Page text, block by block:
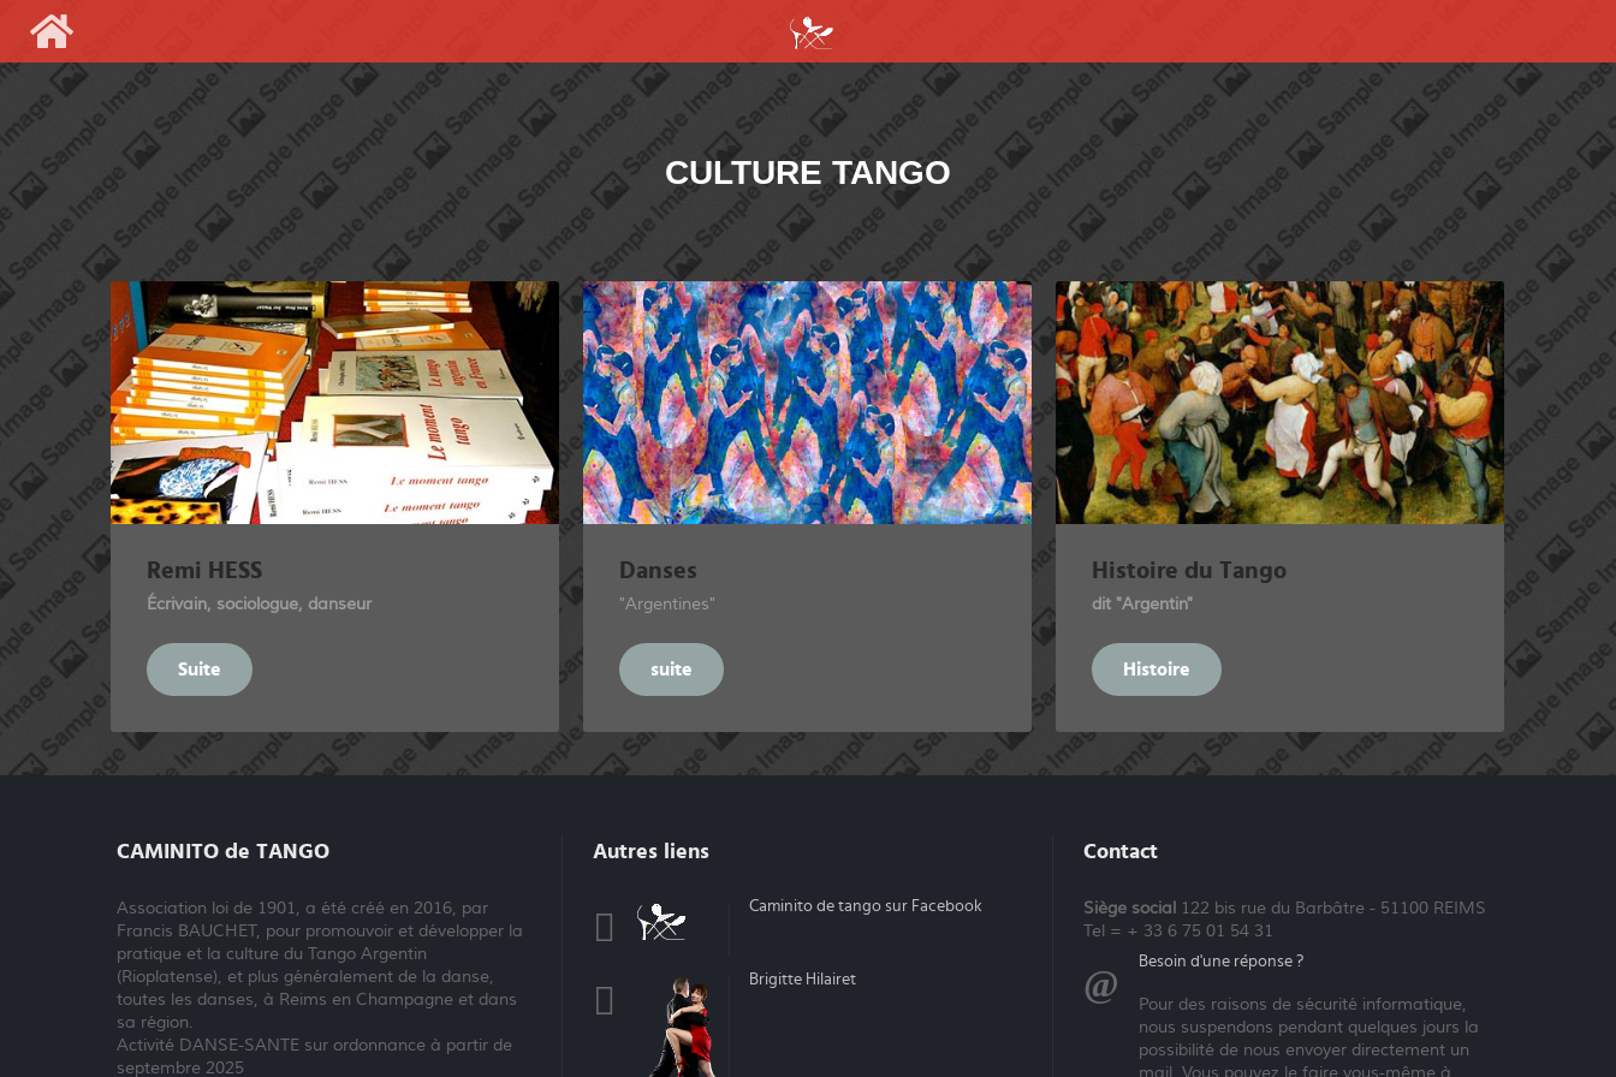
CULTURE TANGO
Remi HESS
Écrivain, sociologue, danseur
Suite
Danses
"Argentines"
suite
Histoire du Tango
dit "Argentin"
Histoire
CAMINITO de TANGO
Association loi de 1901, a été créé en 2016, par
Francis BAUCHET, pour promouvoir et développer la
pratique et la culture du Tango Argentin
(Rioplatense), et plus généralement de la danse,
toutes les danses, à Reims en Champagne et dans
sa région.
Activité DANSE-SANTE sur ordonnance à partir de
septembre 2025
Autres liens
Caminito de tango sur Facebook
Brigitte Hilairet
Contact
Siège social 122 bis rue du Barbâtre - 51100 REIMS
Tel = + 33 6 75 01 54 31
Besoin d'une réponse ?
Pour des raisons de sécurité informatique,
nous suspendons pendant quelques jours la
possibilité de nous envoyer directement un